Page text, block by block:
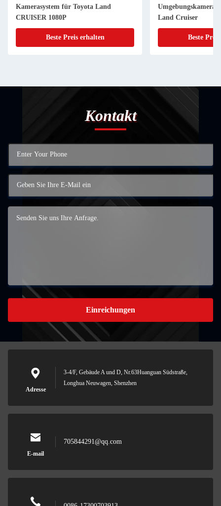
Kamerasystem für Toyota Land
CRUISER 1080P
Beste Preis erhalten
Umgebungskamera-
Land Cruiser
Beste
Kontakt
Einreichungen
Adresse
3-4/F, Gebäude A und D, Nr.63Huanguan Südstraße,
Longhua Neuwagen, Shenzhen
E-mail
705844291@qq.com